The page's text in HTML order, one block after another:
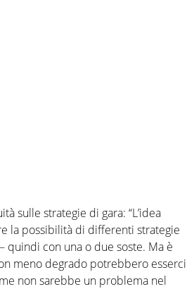
sulle strategie di gara: “L’idea
la possibilità di differenti strategie
quindi con una o due soste. Ma è
meno degrado potrebbero esserci
non sarebbe un problema nel